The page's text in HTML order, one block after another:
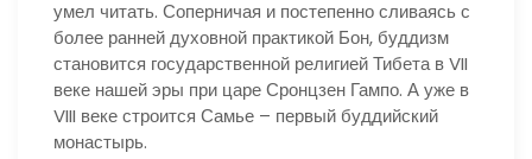
умел читать. Соперничая и постепенно сливаясь с
более ранней духовной практикой Бон, буддизм
становится государственной религией Тибета в VII
веке нашей эры при царе Сронцзен Гампо. А уже в
VIII веке строится Самье – первый буддийский
монастырь.